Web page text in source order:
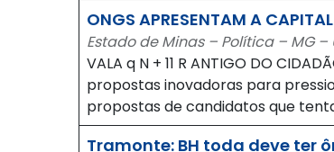
ONGS APRESENTAM A
Estado de Minas – Política – MG
VALA q N + 11 R ANTIGO DO
propostas inovadoras para
propostas de candidatos que
Tramonte: BH toda deve ter